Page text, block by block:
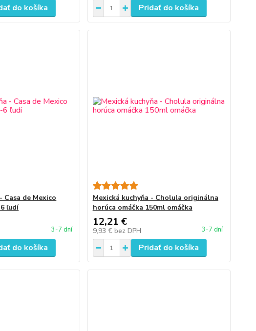
do košíka Pridať do košíka
Casa de Mexico
ľudí
3-7 dní
do košíka
Mexická kuchyňa - Cholula originálna
horúca omáčka 150ml omáčka
12,21 €
9,93 € bez DPH 3-7 dní
Pridať do košíka